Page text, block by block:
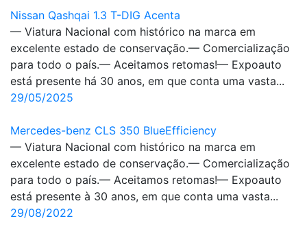
Nissan Qashqai 1.3 T-DIG Acenta
— Viatura Nacional com histórico na marca em
excelente estado de conservação.— Comercialização
para todo o país.— Aceitamos retomas!— Expoauto
está presente há 30 anos, em que conta uma vasta...
29/05/2025
Mercedes-benz CLS 350 BlueEfficiency
— Viatura Nacional com histórico na marca em
excelente estado de conservação.— Comercialização
para todo o país.— Aceitamos retomas!— Expoauto
está presente à 30 anos, em que conta uma vasta...
29/08/2022